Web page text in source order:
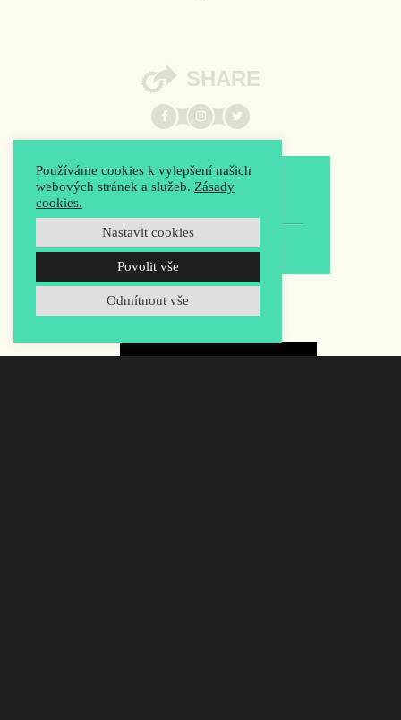
SHARE
3
support:
inzerce
Používáme cookies k vylepšení našich
webových stránek a služeb. Zásady
cookies.
Nastavit cookies
Povolit vše
Odmítnout vše